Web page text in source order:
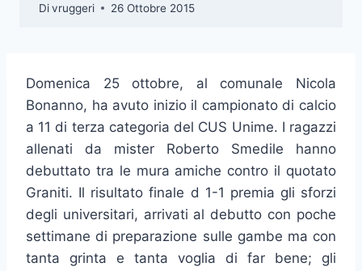
Divruggeri 26 Ottobre 2015
Domenica 25 ottobre, al comunale Nicola
Bonanno, ha avuto inizio il campionato di calcio
a 11 di terza categoria del CUS Unime. I ragazzi
allenati da mister Roberto Smedile hanno
debuttato tra le mura amiche contro il quotato
Graniti. Il risultato finale d 1-1 premia gli sforzi
degli universitari, arrivati al debutto con poche
settimane di preparazione sulle gambe ma con
tanta grinta e tanta voglia di far bene; gli